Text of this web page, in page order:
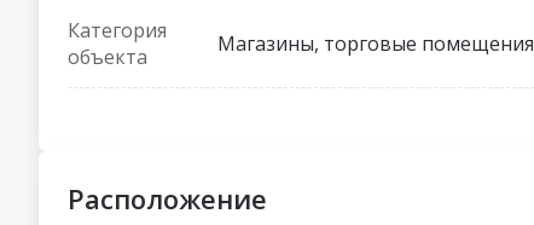
Категория
объекта
Магазины, торговые помещения
Расположение